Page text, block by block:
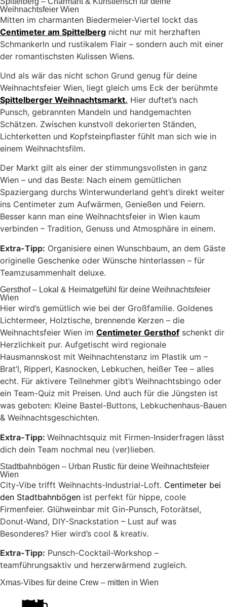
Weihnachtsfeier Wien
Mitten im charmanten Biedermeier-Viertel lockt das
Centimeter am Spittelberg nicht nur mit herzhaften
Schmankerln und rustikalem Flair – sondern auch mit einer
der romantischsten Kulissen Wiens.
Und als wär das nicht schon Grund genug für deine
Weihnachtsfeier Wien, liegt gleich ums Eck der berühmte
Spittelberger Weihnachtsmarkt. Hier duftet’s nach
Punsch, gebrannten Mandeln und handgemachten
Schätzen. Zwischen kunstvoll dekorierten Ständen,
Lichterketten und Kopfsteinpflaster fühlt man sich wie in
einem Weihnachtsfilm.
Der Markt gilt als einer der stimmungsvollsten in ganz
Wien – und das Beste: Nach einem gemütlichen
Spaziergang durchs Winterwunderland geht’s direkt weiter
ins Centimeter zum Aufwärmen, Genießen und Feiern.
Besser kann man eine Weihnachtsfeier in Wien kaum
verbinden – Tradition, Genuss und Atmosphäre in einem.
Extra-Tipp: Organisiere einen Wunschbaum, an dem Gäste
originelle Geschenke oder Wünsche hinterlassen – für
Teamzusammenhalt deluxe.
Gersthof – Lokal & Heimatgefühl für deine Weihnachtsfeier
Wien
Hier wird’s gemütlich wie bei der Großfamilie. Goldenes
Lichtermeer, Holztische, brennende Kerzen – die
Weihnachtsfeier Wien im Centimeter Gersthof schenkt dir
Herzlichkeit pur. Aufgetischt wird regionale
Hausmannskost mit Weihnachtenstanz im Plastik um –
Brat’l, Ripperl, Kasnocken, Lebkuchen, heißer Tee – alles
echt. Für aktivere Teilnehmer gibt’s Weihnachtsbingo oder
ein Team-Quiz mit Preisen. Und auch für die Jüngsten ist
was geboten: Kleine Bastel-Buttons, Lebkuchenhaus-Bauen
& Weihnachtsgeschichten.
Extra-Tipp: Weihnachtsquiz mit Firmen-Insiderfragen lässt
dich dein Team nochmal neu (ver)lieben.
Stadtbahnbögen – Urban Rustic für deine Weihnachtsfeier
Wien
City-Vibe trifft Weihnachts-Industrial-Loft. Centimeter bei
den Stadtbahnbögen ist perfekt für hippe, coole
Firmenfeier. Glühweinbar mit Gin-Punsch, Fotorätsel,
Donut-Wand, DIY-Snackstation – Lust auf was
Besonderes? Hier wird’s cool & kreativ.
Extra-Tipp: Punsch-Cocktail-Workshop –
teamführungsaktiv und herzerwärmend zugleich.
Xmas-Vibes für deine Crew – mitten in Wien